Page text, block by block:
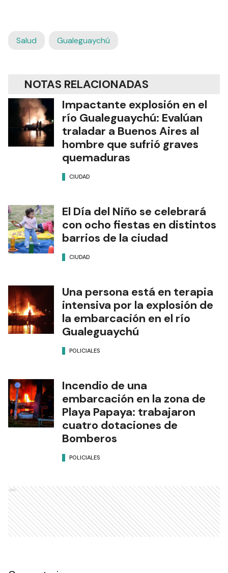
Salud Gualeguaychú
NOTAS RELACIONADAS
Impactante explosión en el
río Gualeguaychú: Evalúan
traladar a Buenos Aires al
hombre que sufrió graves
quemaduras
CIUDAD
El Día del Niño se celebrará
con ocho fiestas en distintos
barrios de la ciudad
CIUDAD
Una persona está en terapia
intensiva por la explosión de
la embarcación en el río
Gualeguaychú
POLICIALES
Incendio de una
embarcación en la zona de
Playa Papaya: trabajaron
cuatro dotaciones de
Bomberos
POLICIALES
Ads